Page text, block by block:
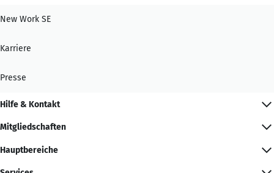
New Work SE
Karriere
Presse
Hilfe & Kontakt
Mitgliedschaften
Hauptbereiche